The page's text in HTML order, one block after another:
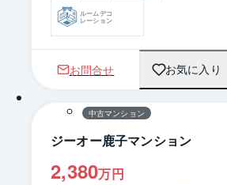
ルームデコ
レーション
お問合せ お気に入り
1 / 0
中古マンション
ジーオー鹿子マンション
2,380万円